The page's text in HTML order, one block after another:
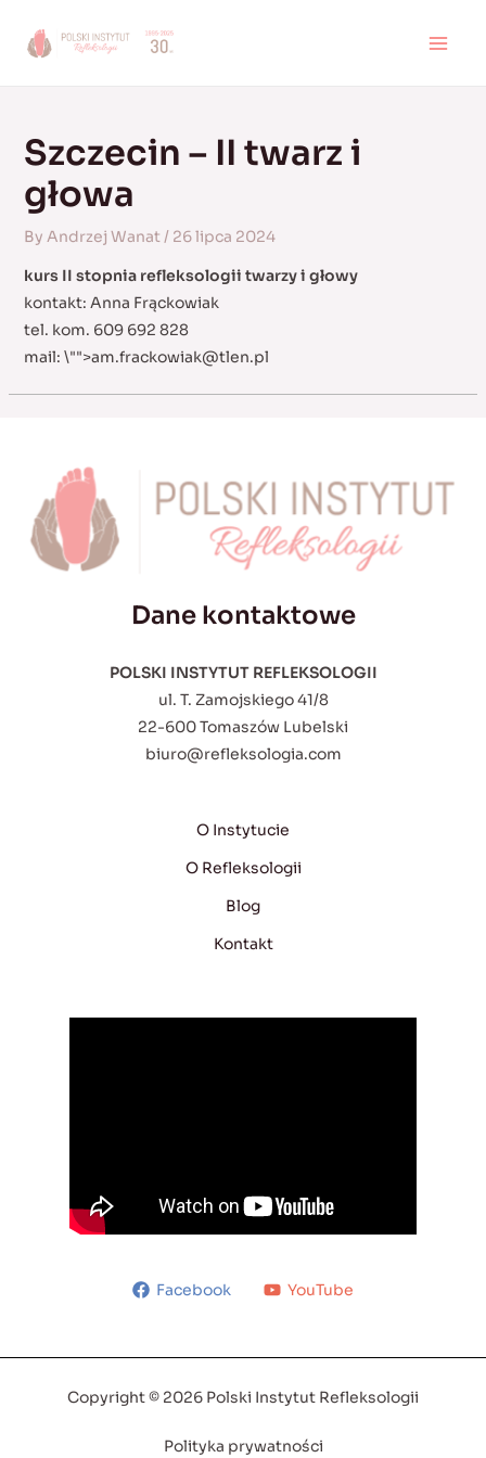
Szczecin – II twarz i
głowa
By Andrzej Wanat/ 26 lipca 2024
kurs II stopnia refleksologii twarzy i głowy
kontakt: Anna Frąckowiak
tel. kom. 609 692 828
mail: \"">am.frackowiak@tlen.pl
Dane kontaktowe
POLSKI INSTYTUT REFLEKSOLOGII
ul. T. Zamojskiego 41/8
22-600 Tomaszów Lubelski
biuro@refleksologia.com
O Instytucie
O Refleksologii
Blog
Kontakt
Facebook YouTube
Copyright © 2026 Polski Instytut Refleksologii
Polityka prywatności